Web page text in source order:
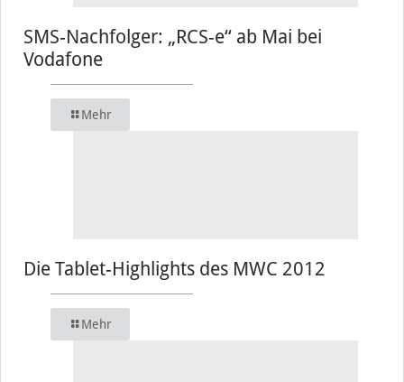
SMS-Nachfolger: „RCS-e“ ab Mai bei
Vodafone
Mehr
Die Tablet-Highlights des MWC 2012
Mehr